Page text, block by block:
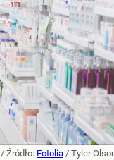
/ Źródło: Fotolia / Tyler